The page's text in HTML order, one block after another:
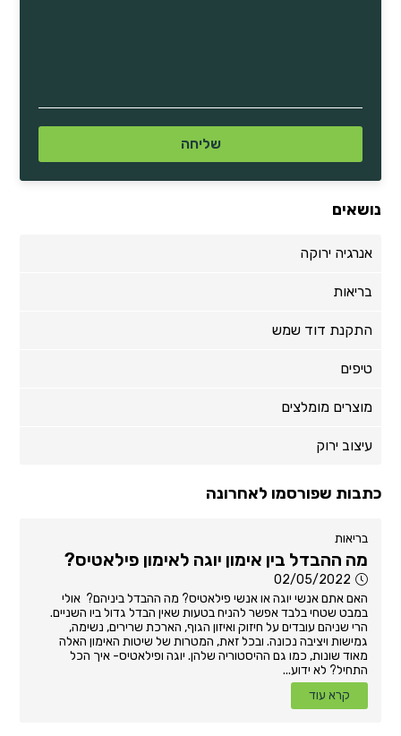
נושאים
אנרגיה ירוקה
בריאות
התקנת דוד שמש
טיפים
מוצרים מומלצים
עיצוב ירוק
כתבות שפורסמו לאחרונה
בריאות
מה ההבדל בין אימון יוגה לאימון פילאטיס?
02/05/2022
האם אתם אנשי יוגה או אנשי פילאטיס? מה ההבדל ביניהם? אולי
במבט שטחי בלבד אפשר להניח בטעות שאין הבדל גדול ביו השניים.
הרי שניהם עובדים על חיזוק ואיזון הגוף, הארכת שרירים, נשימה,
גמישות ויציבה נכונה. ובכל זאת, המטרות של שיטות האימון האלה
מאוד שונות, כמו גם ההיסטוריה שלהן. יוגה ופילאטיס- איך הכל
התחיל? לא ידוע...
קרא עוד